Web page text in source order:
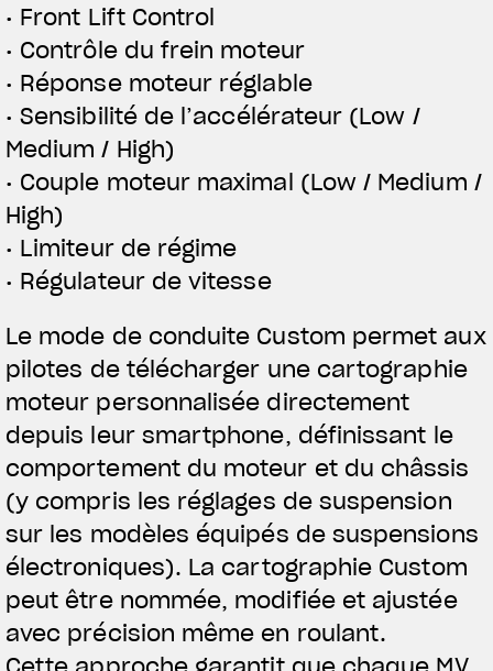
• Front Lift Control
• Contrôle du frein moteur
• Réponse moteur réglable
• Sensibilité de l’accélérateur (Low /
Medium / High)
• Couple moteur maximal (Low / Medium /
High)
• Limiteur de régime
• Régulateur de vitesse
Le mode de conduite Custom permet aux
pilotes de télécharger une cartographie
moteur personnalisée directement
depuis leur smartphone, définissant le
comportement du moteur et du châssis
(y compris les réglages de suspension
sur les modèles équipés de suspensions
électroniques). La cartographie Custom
peut être nommée, modifiée et ajustée
avec précision même en roulant.